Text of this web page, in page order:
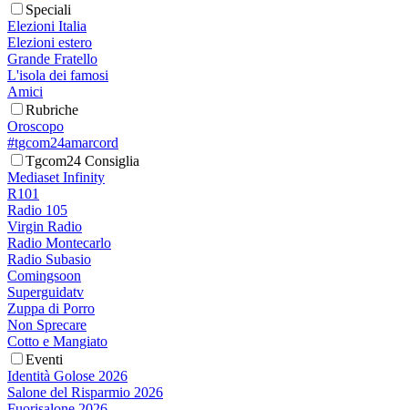
Speciali
Elezioni Italia
Elezioni estero
Grande Fratello
L'isola dei famosi
Amici
Rubriche
Oroscopo
#tgcom24amarcord
Tgcom24 Consiglia
Mediaset Infinity
R101
Radio 105
Virgin Radio
Radio Montecarlo
Radio Subasio
Comingsoon
Superguidatv
Zuppa di Porro
Non Sprecare
Cotto e Mangiato
Eventi
Identità Golose 2026
Salone del Risparmio 2026